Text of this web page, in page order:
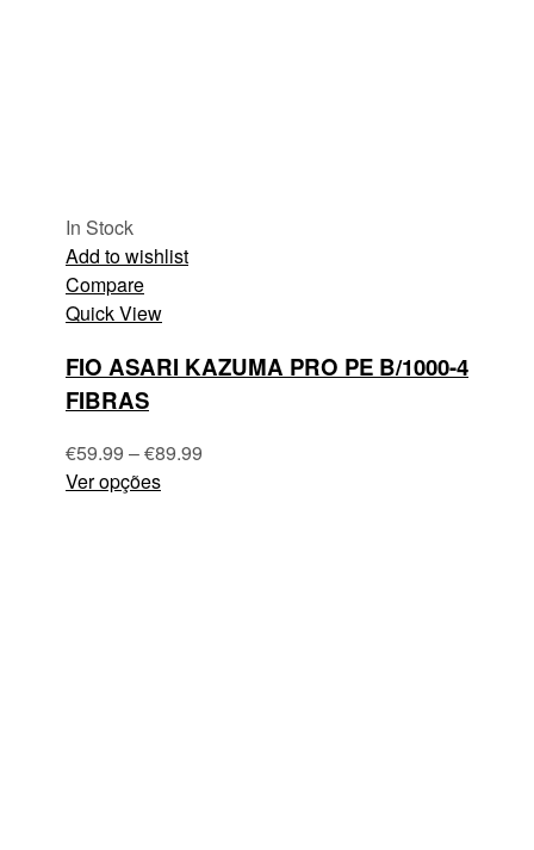
In Stock
Add to wishlist
Compare
Quick View
FIO ASARI KAZUMA PRO PE B/1000-4
FIBRAS
€59.99 –€89.99
Ver opções